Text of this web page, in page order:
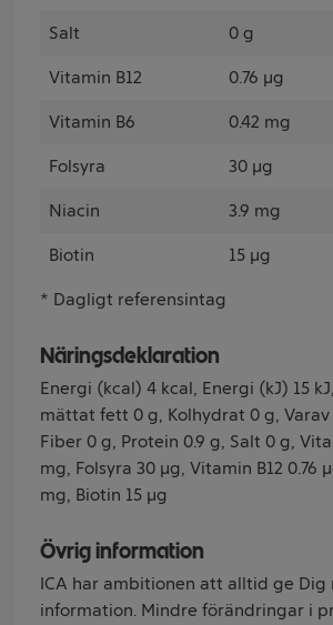
Salt 0 g
Vitamin B12 0.76 µg
Vitamin B6 0.42 mg
Folsyra 30 µg
Niacin 3.9 mg
Biotin 15 µg
* Dagligt referensintag
Näringsdeklaration
Energi (kcal) 4 kcal, Energi (kJ) 15
mättat fett 0 g, Kolhydrat 0 g, Varav
Fiber 0 g, Protein 0.9 g, Salt 0 g,
mg, Folsyra 30 µg, Vitamin B12 0.76
mg, Biotin 15 µg
Övrig information
ICA har ambitionen att alltid ge Dig
information. Mindre förändringar i